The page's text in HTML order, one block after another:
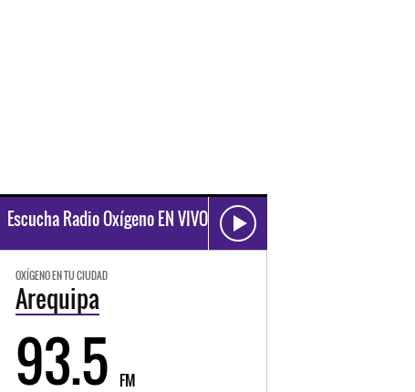
Escucha Radio Oxígeno EN VIVO
OXÍGENO EN TU CIUDAD
Arequipa
93.5 FM